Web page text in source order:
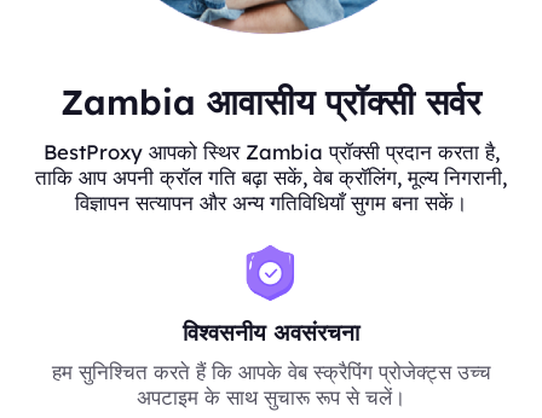
Zambia आवासीय प्रॉक्सी सर्वर
BestProxy आपको स्थिर Zambia प्रॉक्सी प्रदान करता है,
ताकि आप अपनी क्रॉल गति बढ़ा सकें, वेब क्रॉलिंग, मूल्य निगरानी,
विज्ञापन सत्यापन और अन्य गतिविधियाँ सुगम बना सकें।
विश्वसनीय अवसंरचना
हम सुनिश्चित करते हैं कि आपके वेब स्क्रैपिंग प्रोजेक्ट्स उच्च
अपटाइम के साथ सुचारू रूप से चलें।